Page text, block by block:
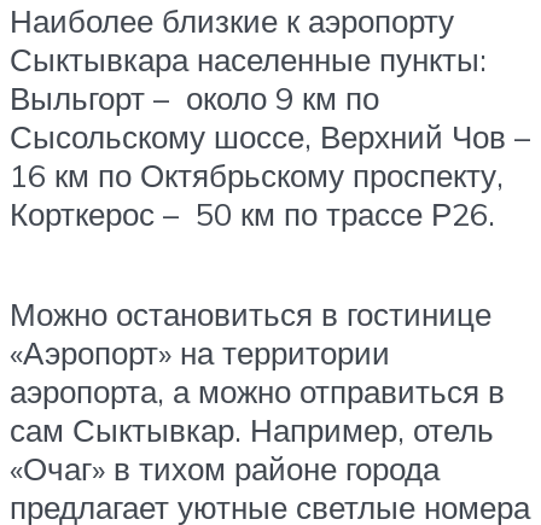
Наиболее близкие к аэропорту
Сыктывкара населенные пункты:
Выльгорт – около 9 км по
Сысольскому шоссе, Верхний Чов –
16 км по Октябрьскому проспекту,
Корткерос – 50 км по трассе Р26.
Можно остановиться в гостинице
«Аэропорт» на территории
аэропорта, а можно отправиться в
сам Сыктывкар. Например, отель
«Очаг» в тихом районе города
предлагает уютные светлые номера